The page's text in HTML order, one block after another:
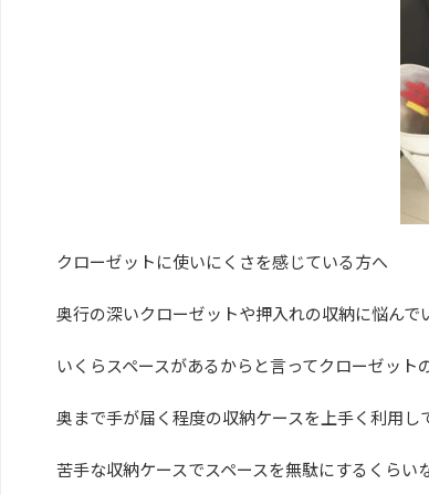
クローゼットに使いにくさを感じている方へ
奥行の深いクローゼットや押入れの収納に悩んで
いくらスペースがあるからと言ってクローゼット
奥まで手が届く程度の収納ケースを上手く利用し
苦手な収納ケースでスペースを無駄にするくら